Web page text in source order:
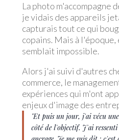
La photo m'accompagne
je vidais des appareils
capturais tout ce qui
copains. Mais à
semblait impossible.
Alors j'ai suivi d'autres
commerce, le
expériences qui m'ont
enjeux d'image des
"Et puis un jour, j'ai vécu
côté de l'objectif. J'ai